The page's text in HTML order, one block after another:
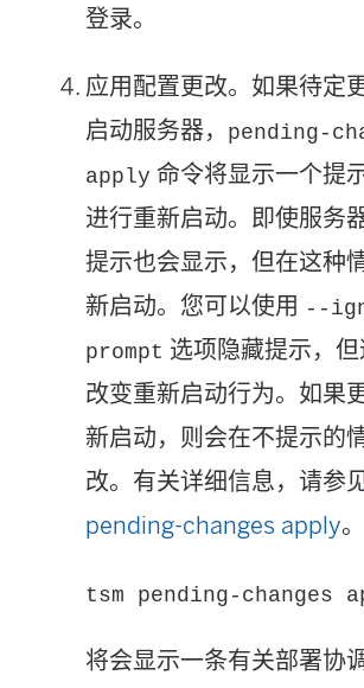
登录。
应用配置更改。如果待定
启动服务器，
pending-
apply 命令将显示一个提
进行重新启动。即使服务
提示也会显示，但在这种
新启动。您可以使用 --
prompt 选项隐藏提示，
改变重新启动行为。如果
新启动，则会在不提示的
改。有关详细信息，请参
pending-changes apply。
tsm pending-changes
将会显示一条有关部署协